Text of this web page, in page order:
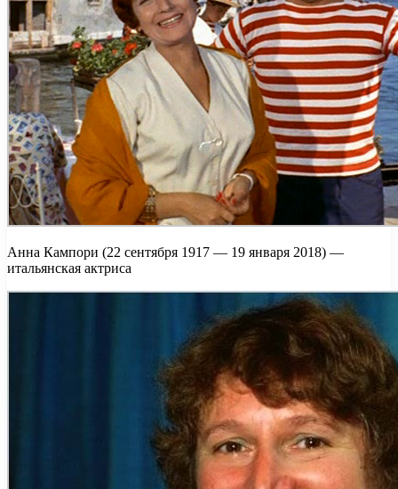
Анна Кампори (22 сентября 1917 — 19 января 2018) —
итальянская актриса